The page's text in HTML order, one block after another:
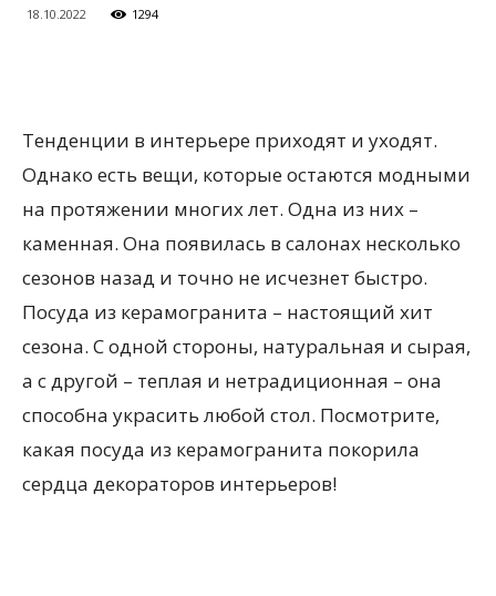
18.10.2022 1294
Тенденции в интерьере приходят и уходят.
Однако есть вещи, которые остаются модными
на протяжении многих лет. Одна из них –
каменная. Она появилась в салонах несколько
сезонов назад и точно не исчезнет быстро.
Посуда из керамогранита – настоящий хит
сезона. С одной стороны, натуральная и сырая,
а с другой – теплая и нетрадиционная – она
способна украсить любой стол. Посмотрите,
какая посуда из керамогранита покорила
сердца декораторов интерьеров!